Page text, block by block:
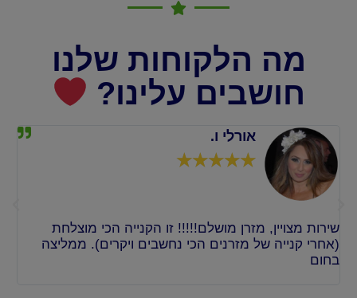
מה הלקוחות שלנו
חושבים עלינו?
אורלי ו.
☆
☆
☆
☆
☆
שירות מצויין, מזרן מושלם!!!!! זו הקנייה הכי מוצלחת
(אחרי קנייה של מזרנים הכי נחשבים ויקרים). ממליצה
בחום